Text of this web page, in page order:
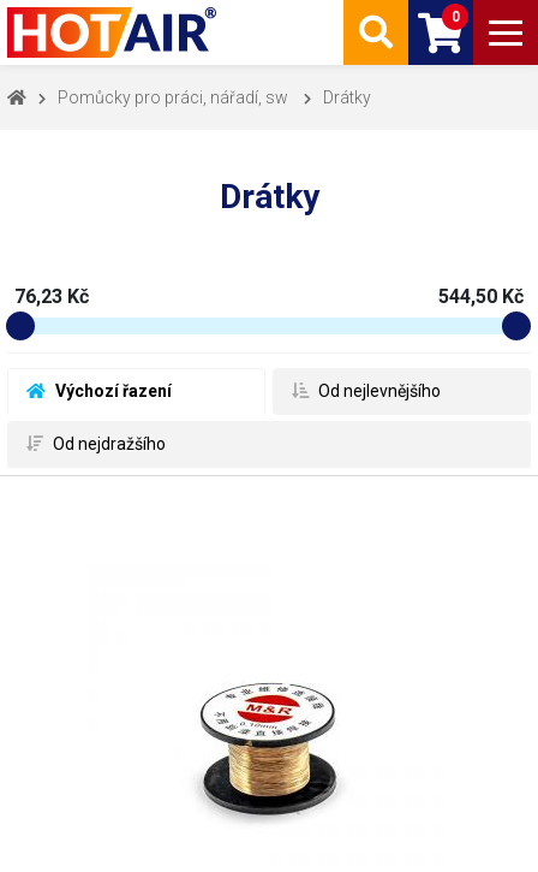
0
Pomůcky pro práci, nářadí, sw Drátky
Drátky
Výchozí řazení Od nejlevnějšího
Od nejdražšího
76,23 Kč 544,50 Kč